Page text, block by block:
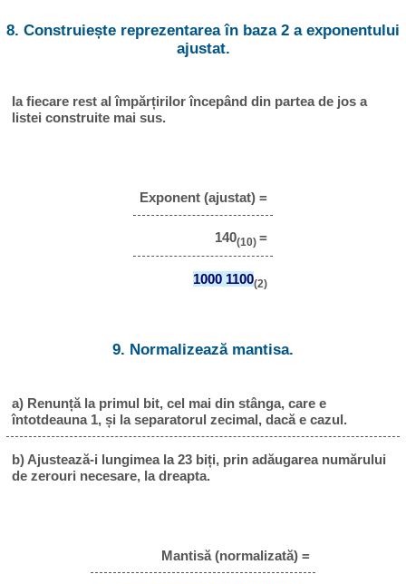
8. Construiește reprezentarea în baza 2 a exponentului
ajustat.
Ia fiecare rest al împărțirilor începând din partea de jos a
listei construite mai sus.
Exponent (ajustat) =
140(10) =
1000 1100(2)
9. Normalizează mantisa.
a) Renunță la primul bit, cel mai din stânga, care e
întotdeauna 1, și la separatorul zecimal, dacă e cazul.
b) Ajustează-i lungimea la 23 biți, prin adăugarea numărului
de zerouri necesare, la dreapta.
Mantisă (normalizată) =